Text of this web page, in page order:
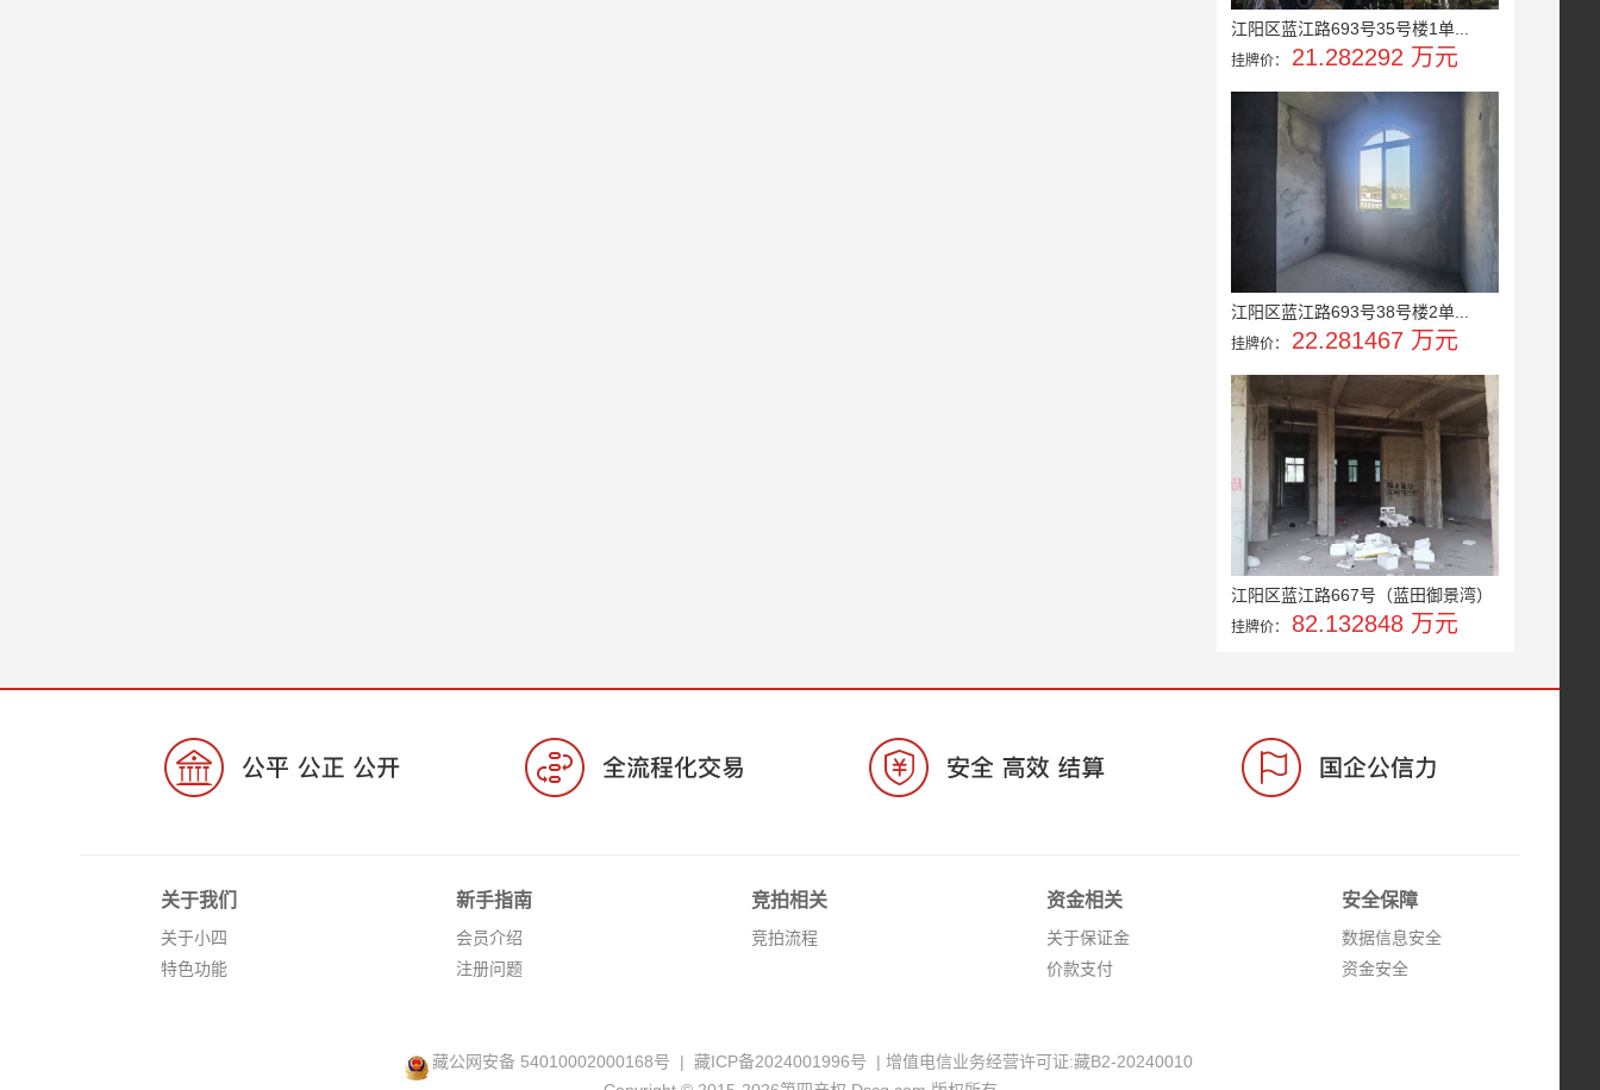
江阳区蓝江路693号35号楼1单...
挂牌价： 21.282292 万元
江阳区蓝江路693号38号楼2单...
挂牌价： 22.281467 万元
江阳区蓝江路667号（蓝田御景湾）
挂牌价： 82.132848 万元
关于我们
关于小四
特色功能
新手指南
会员介绍
注册问题
竞拍相关
竞拍流程
资金相关
关于保证金
价款支付
安全保障
数据信息安全
资金安全
藏公网安备 54010002000168号 | 藏ICP备2024001996号 | 增值电信业务经营许可证:藏B2-20240010